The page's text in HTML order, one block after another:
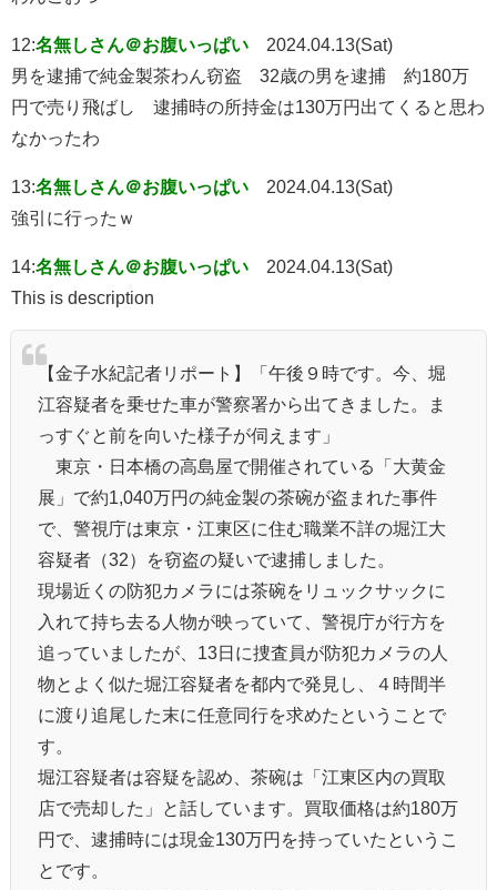
12:名無しさん＠お腹いっぱい
2024.04.13(Sat)
男を逮捕で純金製茶わん窃盗 32歳の男を逮捕 約180万
円で売り飛ばし 逮捕時の所持金は130万円出てくると思わ
なかったわ
13:名無しさん＠お腹いっぱい
2024.04.13(Sat)
強引に行ったｗ
14:名無しさん＠お腹いっぱい
2024.04.13(Sat)
This is description
【金子水紀記者リポート】「午後９時です。今、堀
江容疑者を乗せた車が警察署から出てきました。ま
っすぐと前を向いた様子が伺えます」
東京・日本橋の高島屋で開催されている「大黄金
展」で約1,040万円の純金製の茶碗が盗まれた事件
で、警視庁は東京・江東区に住む職業不詳の堀江大
容疑者（32）を窃盗の疑いで逮捕しました。
現場近くの防犯カメラには茶碗をリュックサックに
入れて持ち去る人物が映っていて、警視庁が行方を
追っていましたが、13日に捜査員が防犯カメラの人
物とよく似た堀江容疑者を都内で発見し、４時間半
に渡り追尾した末に任意同行を求めたということで
す。
堀江容疑者は容疑を認め、茶碗は「江東区内の買取
店で売却した」と話しています。買取価格は約180万
円で、逮捕時には現金130万円を持っていたというこ
とです。